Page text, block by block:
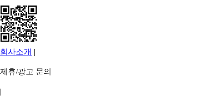
회사소개 |
제휴/광고 문의
|